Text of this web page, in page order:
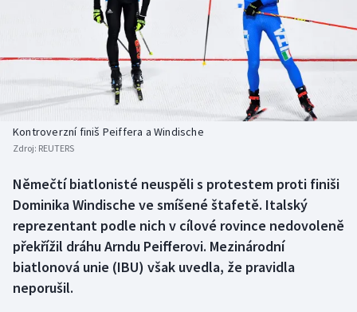
Americký fotbal
Baseball a softbal
Basketbal
Biatlon
Box
Curling
Dostihy
NEPŘEHLÉDNĚTE
Historické návraty
Aplikace ČT sport
Kontroverzní finiš Peiffera a Windische
Zdroj: REUTERS
Němečtí biatlonisté neuspěli s protestem proti finiši
Dominika Windische ve smíšené štafetě. Italský
reprezentant podle nich v cílové rovince nedovoleně
překřížil dráhu Arndu Peifferovi. Mezinárodní
biatlonová unie (IBU) však uvedla, že pravidla
neporušil.